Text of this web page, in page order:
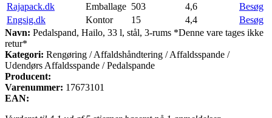
Rajapack.dk
Emballage 503 4,6
Besøg
Engsig.dk
Kontor 15 4,4
Besøg
Navn: Pedalspand, Hailo, 33 l, stål, 3-rums *Denne vare tages ikke
retur*
Kategori: Rengøring / Affaldshåndtering / Affaldsspande /
Udendørs Affaldsspande / Pedalspande
Producent:
Varenummer: 17673101
EAN: